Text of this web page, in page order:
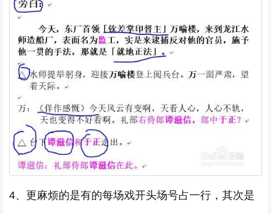
4、更麻烦的是有的每场戏开头场号占一行，其次是